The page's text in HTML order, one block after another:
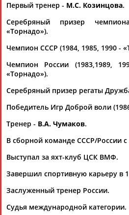
Флюра
АББАТЕ-
БУЛАТОВА
Татьяна
Первый тренер - М.С. Козинцова.
Серебряный призер
«Торнадо»).
Чемпион СССР (1984, 1985, 1990 -
Чемпион России (1983,1989,
«Торнадо»).
Серебряный призер регаты
Победитель Игр Доброй воли
Тренер - В.А. Чумаков.
В сборной команде СССР/России с
Выступал за яхт-клуб ЦСК ВМФ.
Завершил спортивную карьеру в
Заслуженный тренер России.
Судья международной категории.